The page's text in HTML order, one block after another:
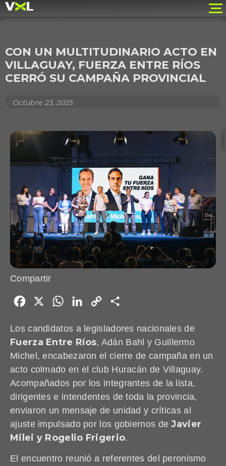
CON UN MULTITUDINARIO ACTO EN
VILLAGUAY, FUERZA ENTRE RÍOS
CERRÓ SU CAMPAÑA PROVINCIAL
Octubre 23, 2025
Compartir
Facebook WhatsAppLinkedIn
Copy
Los candidatos a legisladores nacionales de
Fuerza Entre Ríos, Adán Bahl y Guillermo
Michel, encabezaron el cierre de campaña en un
acto colmado en el club Huracán de Villaguay.
Acompañados por los integrantes de la lista,
dirigentes e intendentes de toda la provincia,
enviaron un mensaje de unidad y críticas al
ajuste impulsado por los gobiernos deJavier
Milei y Rogelio Frigerio.
El encuentro reunió a referentes del peronismo